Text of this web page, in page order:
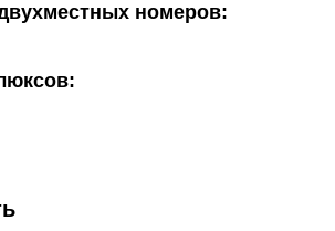
номеров: